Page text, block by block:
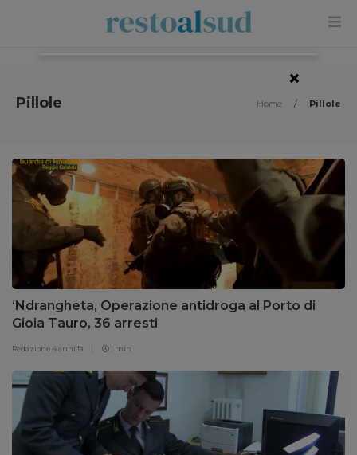
Pillole Home / Pillole
‘Ndrangheta, Operazione antidroga al Porto di
Gioia Tauro, 36 arresti
Redazione 4 anni fa 1 min
×